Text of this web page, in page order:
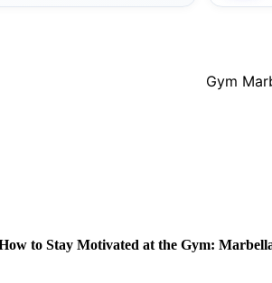
Gym
to Stay Motivated at the Gym: